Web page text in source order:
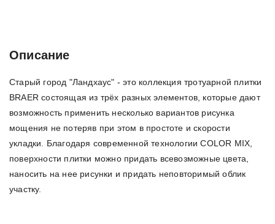
Описание
Старый город "Ландхаус" - это коллекция тротуарной плитки
BRAER состоящая из трёх разных элементов, которые дают
возможность применить несколько вариантов рисунка
мощения не потеряв при этом в простоте и скорости
укладки. Благодаря современной технологии COLOR MIX,
поверхности плитки можно придать всевозможные цвета,
наносить на нее рисунки и придать неповторимый облик
участку.